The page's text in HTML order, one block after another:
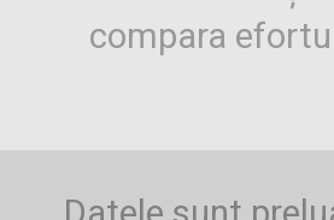
compara